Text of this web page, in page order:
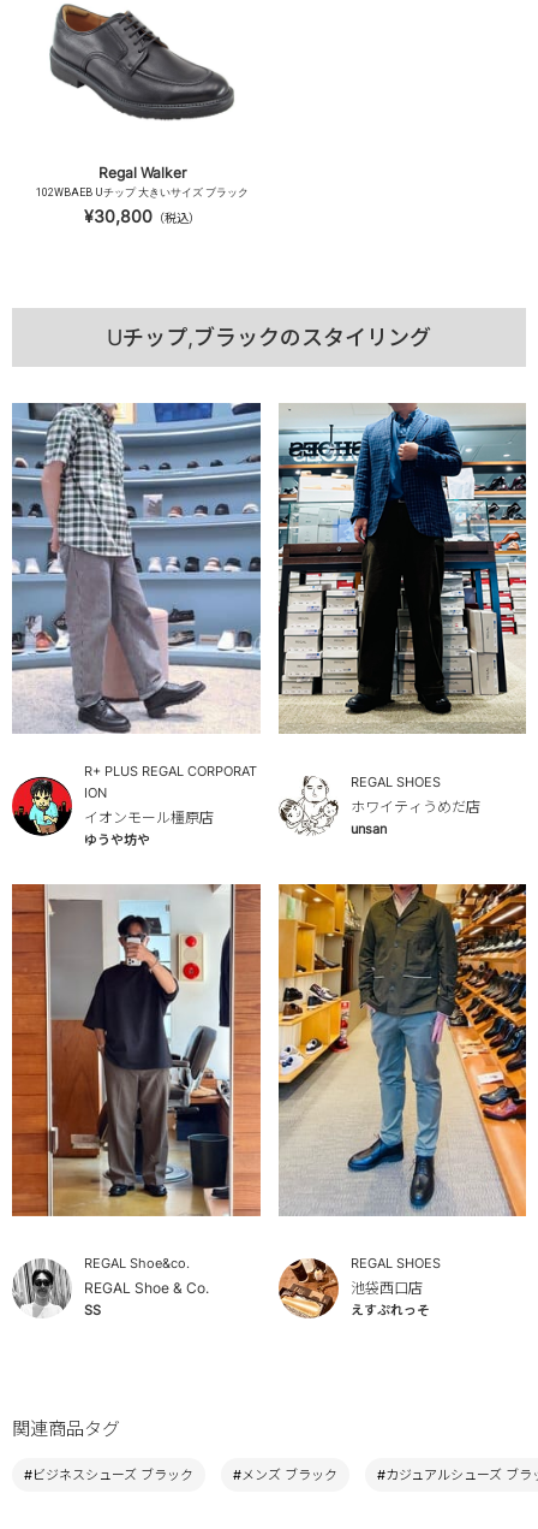
Regal Walker
102WBAEB Uチップ 大きいサイズ ブラック
¥30,800（税込）
Uチップ,ブラックのスタイリング
R+ PLUS REGAL CORPORAT
ION
イオンモール橿原店
ゆうや坊や
REGAL SHOES
ホワイティうめだ店
unsan
REGAL Shoe&co.
REGAL Shoe & Co.
SS
REGAL SHOES
池袋西口店
えすぷれっそ
関連商品タグ
#ビジネスシューズ ブラック #メンズ ブラック #カジュアルシューズ ブラ